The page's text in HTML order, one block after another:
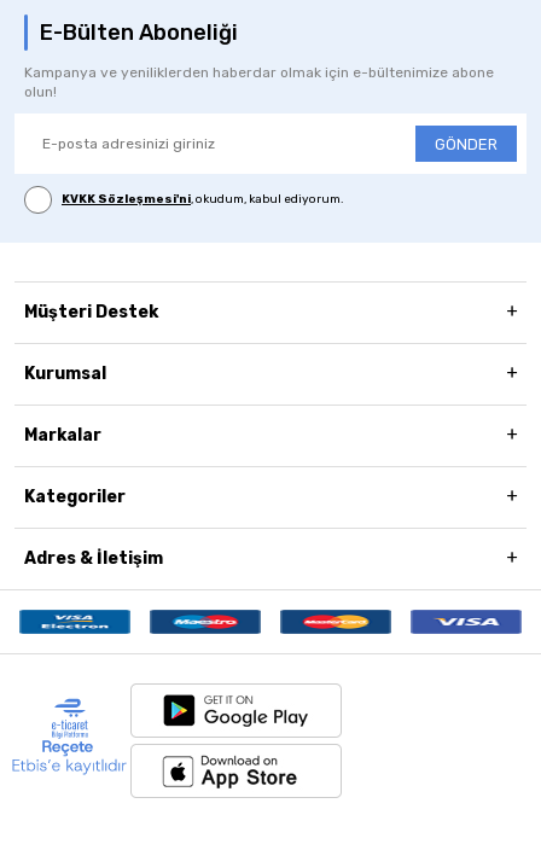
E-Bülten Aboneliği
Kampanya ve yeniliklerden haberdar olmak için e-bültenimize abone
olun!
GÖNDER
KVKK Sözleşmesi'ni, okudum, kabul ediyorum.
Müşteri Destek
Kurumsal
Markalar
Kategoriler
Adres & İletişim